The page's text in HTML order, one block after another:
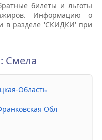
билеты и льготы
Информацию о
в разделе 'СКИДКИ' при
Смела
Область
Обл